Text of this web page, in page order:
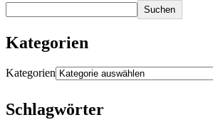
Suchen
Kategorien
Kategorien
Schlagwörter